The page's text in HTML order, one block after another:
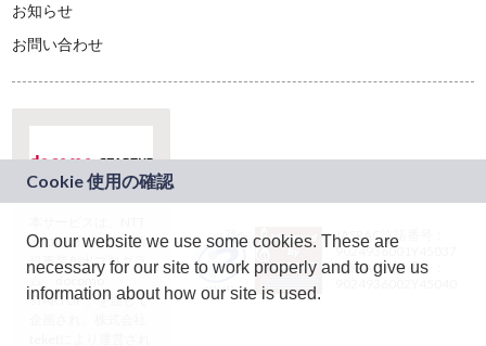
お知らせ
お問い合わせ
ドコモグループの新
規事業創出プログラ
ム「docomo
STARTUP」を通じて
JASRAC許諾番号：
9024936001Y45037
JASRAC許諾番号：
On our website we use some cookies. These are
necessary for our site to work properly and to give us
information about how our site is used.